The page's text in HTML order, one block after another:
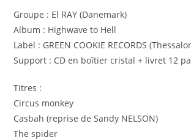
Groupe : El RAY (Danemark)
Album : Highwave to Hell
Label : GREEN COOKIE RECORDS
Support : CD en boîtier cristal + livret 12
Titres :
Circus monkey
Casbah (reprise de Sandy NELSON)
The spider